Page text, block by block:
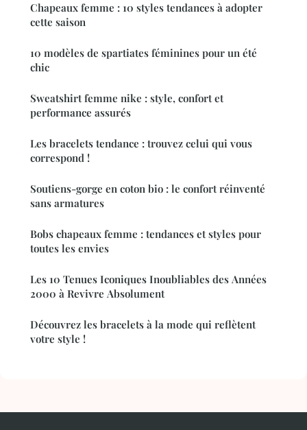
Chapeaux femme : 10 styles tendances à adopter
cette saison
10 modèles de spartiates féminines pour un été
chic
Sweatshirt femme nike : style, confort et
performance assurés
Les bracelets tendance : trouvez celui qui vous
correspond !
Soutiens-gorge en coton bio : le confort réinventé
sans armatures
Bobs chapeaux femme : tendances et styles pour
toutes les envies
Les 10 Tenues Iconiques Inoubliables des Années
2000 à Revivre Absolument
Découvrez les bracelets à la mode qui reflètent
votre style !